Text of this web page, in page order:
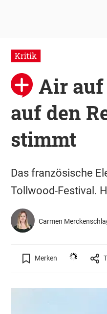
Kritik
Air auf
auf den
stimmt
Das französische
Tollwood-Festival.
Carmen
Merken